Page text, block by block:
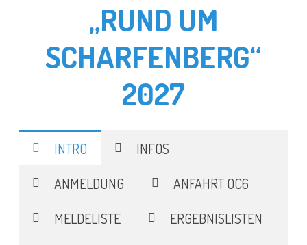
„RUND UM
SCHARFENBERG“
2027
INTRO
INFOS
ANMELDUNG
ANFAHRT OC6
MELDELISTE
ERGEBNISLISTEN